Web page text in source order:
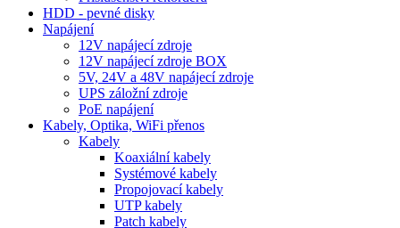
HDD - pevné disky
Napájení
12V napájecí zdroje
12V napájecí zdroje BOX
5V, 24V a 48V napájecí zdroje
UPS záložní zdroje
PoE napájení
Kabely, Optika, WiFi přenos
Kabely
Koaxiální kabely
Systémové kabely
Propojovací kabely
UTP kabely
Patch kabely